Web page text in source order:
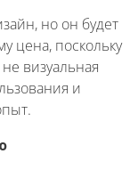
но он будет
цена, поскольку
визуальная
и